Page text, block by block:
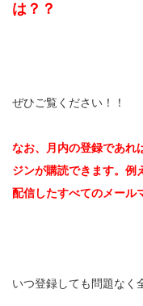
は？？
ぜひご覧ください！！
なお、月内の登録であれ
ジンが購読できます。例
配信したすべてのメール
いつ登録しても問題なく